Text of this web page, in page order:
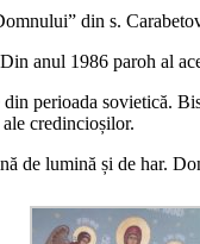
din s.
anul 1986 paroh al
perioada sovietică.
credincioșilor.
de lumină și de har.